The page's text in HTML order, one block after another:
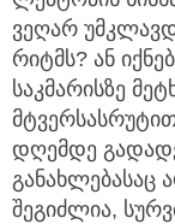
ვეღარ
რიტმს? ან
საკმარისზე
დღემდე
განახლებასაც
შეგიძლია,